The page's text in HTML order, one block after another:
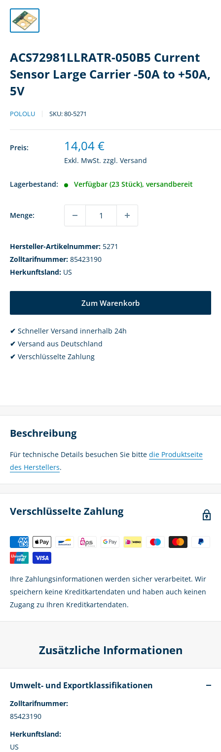
ACS72981LLRATR-050B5 Current
Sensor Large Carrier -50A to +50A,
5V
POLOLU SKU:80-5271
Preis: Sonderpreis
14,04 €
Exkl. MwSt. zzgl. Versand
Lagerbestand: Verfügbar (23 Stück), versandbereit
Menge:
Hersteller-Artikelnummer: 5271
Zolltarifnummer: 85423190
Herkunftsland: US
Zum Warenkorb
✔ Schneller Versand innerhalb 24h
✔ Versand aus Deutschland
✔ Verschlüsselte Zahlung
Beschreibung
Für technische Details besuchen Sie bitte die Produktseite
des Herstellers.
Verschlüsselte Zahlung
Ihre Zahlungsinformationen werden sicher verarbeitet. Wir
speichern keine Kreditkartendaten und haben auch keinen
Zugang zu Ihren Kreditkartendaten.
Zusätzliche Informationen
Umwelt- und Exportklassifikationen
Zolltarifnummer:
85423190
Herkunftsland:
US